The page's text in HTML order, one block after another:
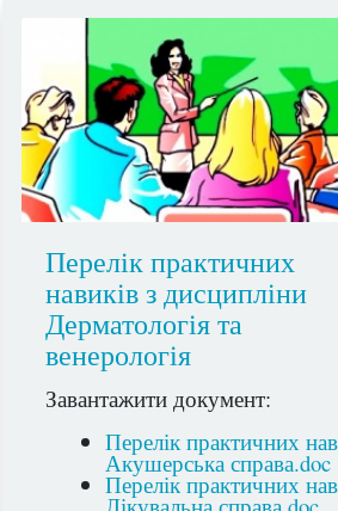
Перелік практичних
навиків з дисципліни
Дерматологія та
венерологія
Завантажити документ:
Перелік практичних
Акушерська справа.doc
Перелік практичних